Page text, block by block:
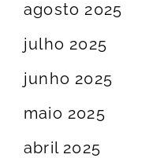
agosto 2025
julho 2025
junho 2025
maio 2025
abril 2025